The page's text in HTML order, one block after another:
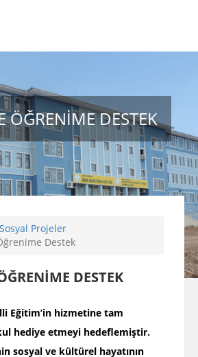
ÖĞRENİME DESTEK
Sosyal Projeler
Destek
DESTEK
Eğitim’in hizmetine tam
hediye etmeyi hedeflemiştir.
sosyal ve kültürel hayatının